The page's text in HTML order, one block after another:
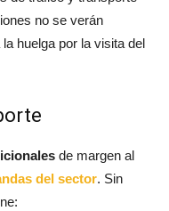
no se verán
huelga por la visita del
de margen al
del sector. Sin